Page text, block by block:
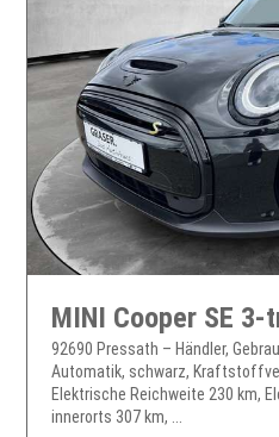
92690 Pressath – Händler,
Automatik, schwarz,
Elektrische Reichweite 230 km,
innerorts 307 km, ...